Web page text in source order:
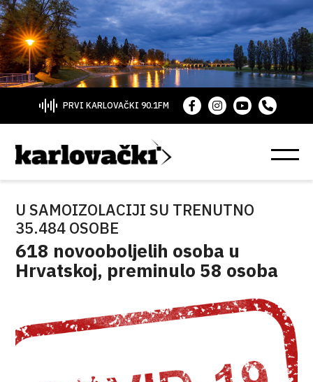
PRVI KARLOVAČKI 90.1FM
U SAMOIZOLACIJI SU TRENUTNO
35.484 OSOBE
618 novooboljelih osoba u
Hrvatskoj, preminulo 58 osoba